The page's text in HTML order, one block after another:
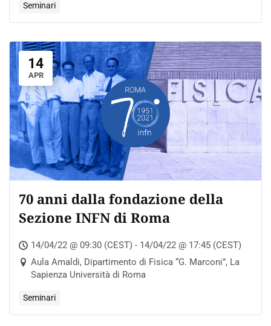
Seminari
14
APR
70 anni dalla fondazione della
Sezione INFN di Roma
14/04/22 @ 09:30 (CEST) - 14/04/22 @ 17:45 (CEST)
Aula Amaldi, Dipartimento di Fisica “G. Marconi”, La
Sapienza Università di Roma
Seminari